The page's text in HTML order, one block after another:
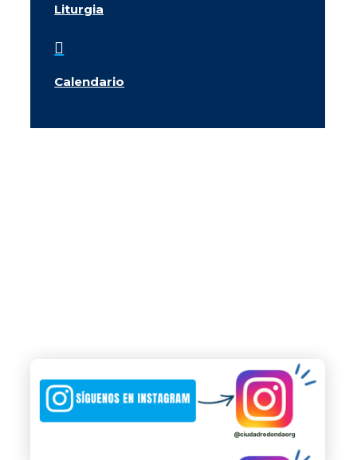
Liturgia

Calendario